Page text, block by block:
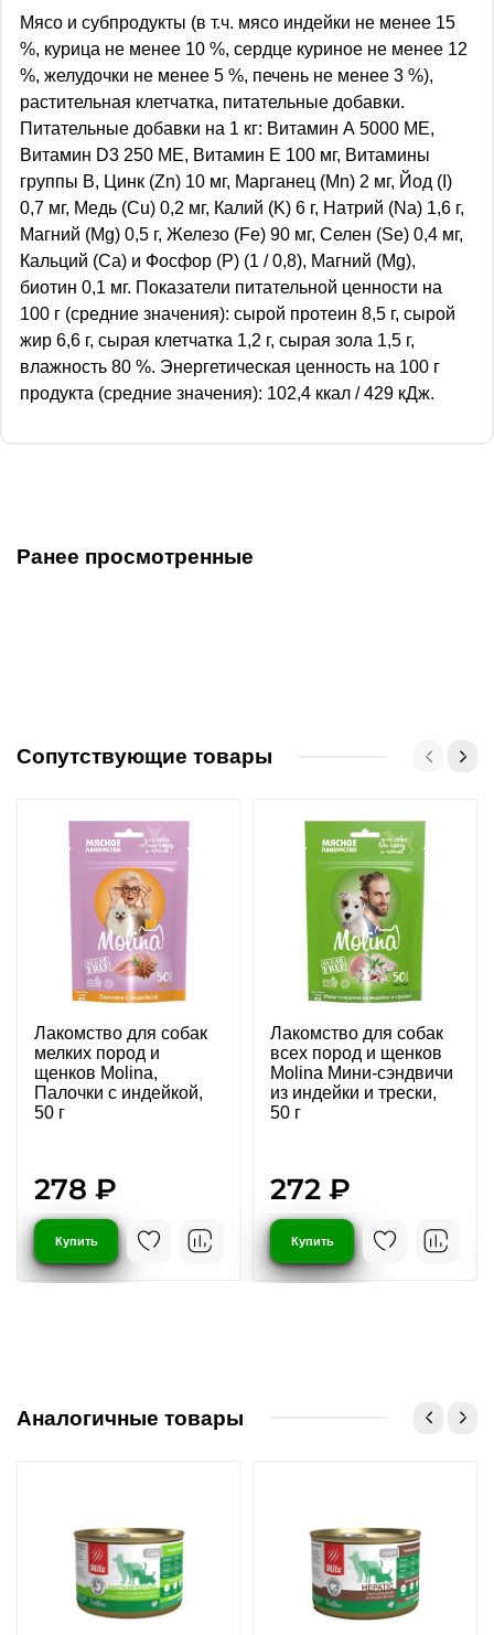
Мясо и субпродукты (в т.ч. мясо индейки не менее 15
%, курица не менее 10 %, сердце куриное не менее 12
%, желудочки не менее 5 %, печень не менее 3 %),
растительная клетчатка, питательные добавки.
Питательные добавки на 1 кг: Витамин А 5000 МЕ,
Витамин D3 250 МЕ, Витамин Е 100 мг, Витамины
группы B, Цинк (Zn) 10 мг, Марганец (Mn) 2 мг, Йод (I)
0,7 мг, Mедь (Cu) 0,2 мг, Калий (K) 6 г, Натрий (Na) 1,6 г,
Магний (Mg) 0,5 г, Железо (Fe) 90 мг, Селен (Se) 0,4 мг,
Кальций (Ca) и Фосфор (P) (1 / 0,8), Магний (Mg),
биотин 0,1 мг. Показатели питательной ценности на
100 г (средние значения): сырой протеин 8,5 г, сырой
жир 6,6 г, сырая клетчатка 1,2 г, сырая зола 1,5 г,
влажность 80 %. Энергетическая ценность на 100 г
продукта (средние значения): 102,4 ккал / 429 кДж.
Ранее просмотренные
Сопутствующие товары
Лакомство для собак
мелких пород и
щенков Molina,
Палочки с индейкой,
50 г
278 ₽
Купить
Лакомство для собак
всех пород и щенков
Molina Мини-сэндвичи
из индейки и трески,
50 г
272 ₽
Купить
Аналогичные товары